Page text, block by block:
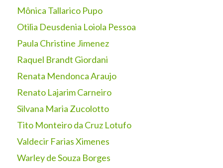
Mônica Tallarico Pupo
Otilia Deusdenia Loiola Pessoa
Paula Christine Jimenez
Raquel Brandt Giordani
Renata Mendonca Araujo
Renato Lajarim Carneiro
Silvana Maria Zucolotto
Tito Monteiro da Cruz Lotufo
Valdecir Farias Ximenes
Warley de Souza Borges